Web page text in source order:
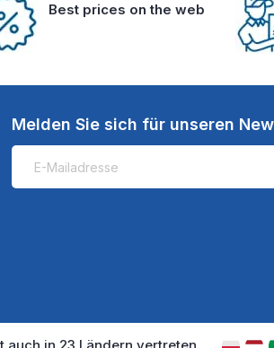
Best prices on the web
Melden Sie sich für unseren